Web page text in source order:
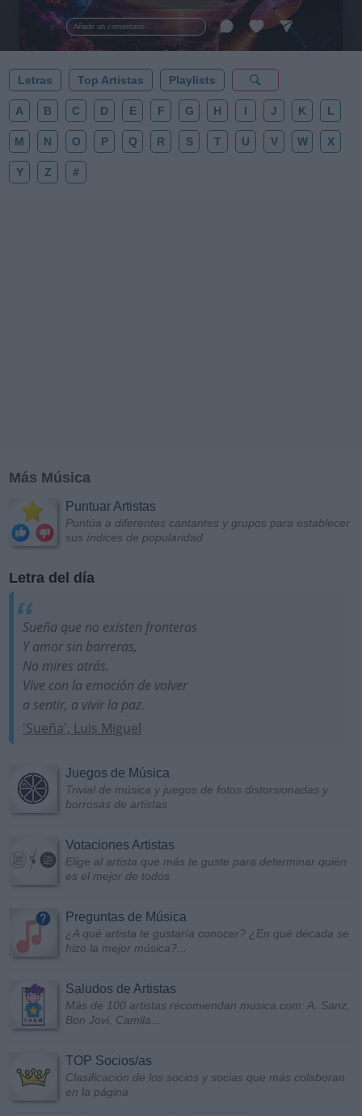
Añadir un comentario ...
al firmamento y siente la gravedad cero. 💾 ¡Guarda
esta colección para tu próxima noche estrellada!
✨⭐
Letras Top Artistas Playlists
A B C D E F G H I J K L
M N O P Q R S T U V W X
Y Z #
Más Música
Puntuar Artistas
Puntúa a diferentes cantantes y grupos para establecer
sus índices de popularidad
Letra del día
Sueña que no existen fronteras
Y amor sin barreras,
No mires atrás.
Vive con la emoción de volver
a sentir, a vivir la paz.
'Sueña', Luis Miguel
Juegos de Música
Trivial de música y juegos de fotos distorsionadas y
borrosas de artistas
Votaciones Artistas
Elige al artista que más te guste para determinar quién
es el mejor de todos
Preguntas de Música
¿A qué artista te gustaría conocer? ¿En qué década se
hizo la mejor música?...
Saludos de Artistas
Más de 100 artistas recomiendan musica.com: A. Sanz,
Bon Jovi, Camila...
TOP Socios/as
Clasificación de los socios y socias que más colaboran
en la página